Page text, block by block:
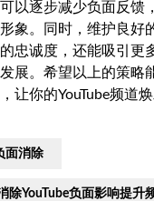
以逐步减少负面反馈
象。同时，维护良好
忠诚度，还能吸引更
展。希望以上的策略
让你的YouTube频道
面消除
除YouTube负面影响提升